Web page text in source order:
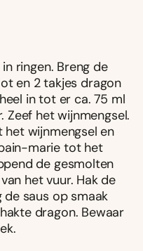
ringen. Breng de
en 2 takjes dragon
in tot er ca. 75 ml
Zeef het wijnmengsel.
wijnmengsel en
marie tot het
de gesmolten
het vuur. Hak de
de saus op smaak
dragon. Bewaar